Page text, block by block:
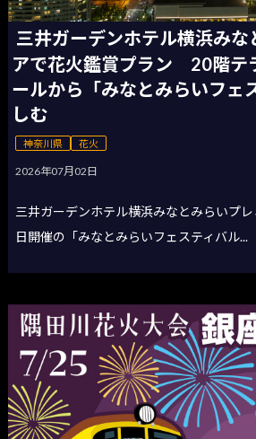
三井ガーデンホテル横浜みな
アで花火鑑賞プラン 20階テ
ールから「みなとみらいフェ
しむ
神奈川県 花火
2026年07月02日
三井ガーデンホテル横浜みなとみらいプ
日開催の「みなとみらいフェスティバル...